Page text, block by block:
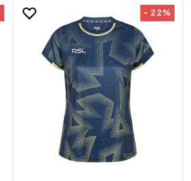
- 22%